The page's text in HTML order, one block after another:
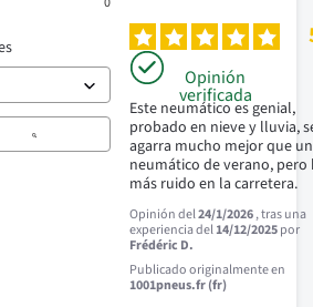
Opinión
verificada
Este neumático es genial,
probado en nieve y lluvia,
agarra mucho mejor que un
neumático de verano, pero
más ruido en la carretera.
Opinión del24/1/2026, tras una
experiencia del14/12/2025por
Frédéric D.
Publicado originalmente en
1001pneus.fr (fr)